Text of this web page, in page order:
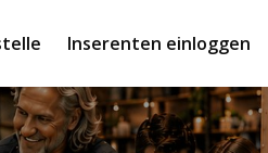
Inserenten einloggen